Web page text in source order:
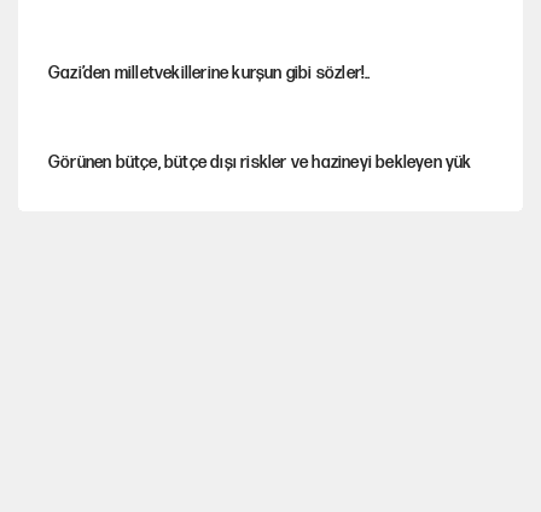
Gazi’den milletvekillerine kurşun gibi sözler!..
Görünen bütçe, bütçe dışı riskler ve hazineyi bekleyen yük